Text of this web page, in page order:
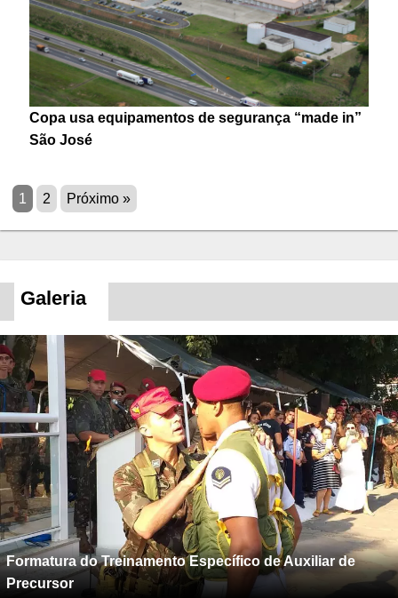
Copa usa equipamentos de segurança “made in”
São José
1 2 Próximo »
Galeria
Formatura do Treinamento Específico de Auxiliar de
Precursor